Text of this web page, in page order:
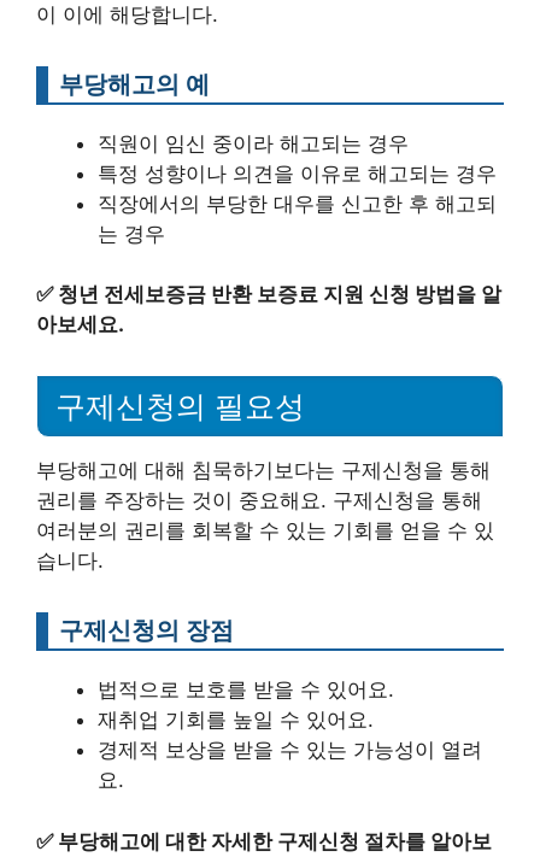
이 이에 해당합니다.
부당해고의 예
직원이 임신 중이라 해고되는 경우
특정 성향이나 의견을 이유로 해고되는 경우
직장에서의 부당한 대우를 신고한 후 해고되
는 경우
✅ 청년 전세보증금 반환 보증료 지원 신청 방법을 알
아보세요.
구제신청의 필요성
부당해고에 대해 침묵하기보다는 구제신청을 통해
권리를 주장하는 것이 중요해요. 구제신청을 통해
여러분의 권리를 회복할 수 있는 기회를 얻을 수 있
습니다.
구제신청의 장점
법적으로 보호를 받을 수 있어요.
재취업 기회를 높일 수 있어요.
경제적 보상을 받을 수 있는 가능성이 열려
요.
✅ 부당해고에 대한 자세한 구제신청 절차를 알아보